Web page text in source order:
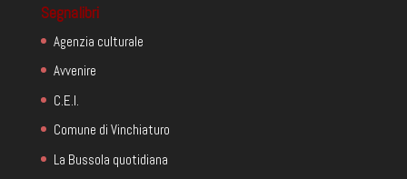
Segnalibri
Agenzia culturale
Avvenire
C.E.I.
Comune di Vinchiaturo
La Bussola quotidiana